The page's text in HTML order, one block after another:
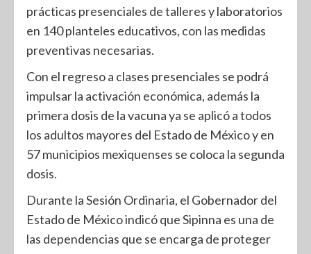
prácticas presenciales de talleres y laboratorios
en 140 planteles educativos, con las medidas
preventivas necesarias.
Con el regreso a clases presenciales se podrá
impulsar la activación económica, además la
primera dosis de la vacuna ya se aplicó a todos
los adultos mayores del Estado de México y en
57 municipios mexiquenses se coloca la segunda
dosis.
Durante la Sesión Ordinaria, el Gobernador del
Estado de México indicó que Sipinna es una de
las dependencias que se encarga de proteger